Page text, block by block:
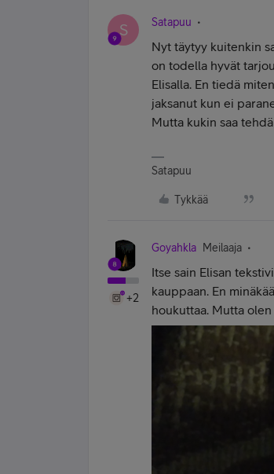
S Satapuu
Nyt täytyy kuitenkin
on todella hyvät
Elisalla. En tiedä
jaksanut kun ei
Mutta kukin saa
Satapuu
Tykkää
+2
Goyahkla Meilaaja
Itse sain Elisan
kauppaan. En
houkuttaa. Mutta